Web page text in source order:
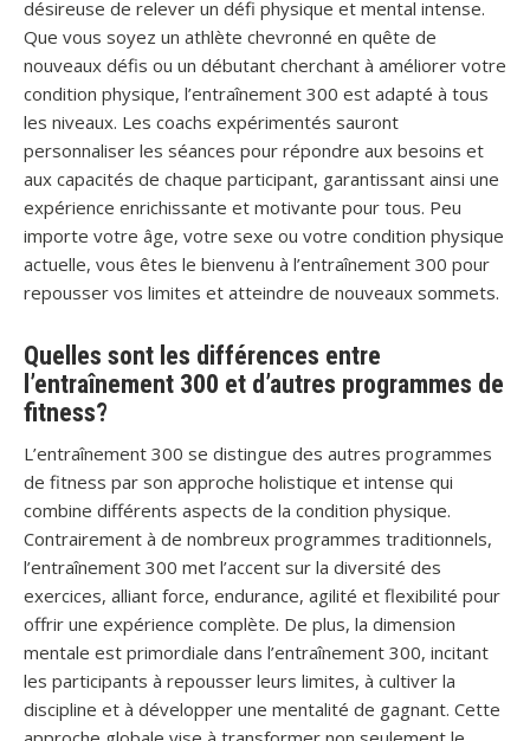
désireuse de relever un défi physique et mental intense.
Que vous soyez un athlète chevronné en quête de
nouveaux défis ou un débutant cherchant à améliorer votre
condition physique, l’entraînement 300 est adapté à tous
les niveaux. Les coachs expérimentés sauront
personnaliser les séances pour répondre aux besoins et
aux capacités de chaque participant, garantissant ainsi une
expérience enrichissante et motivante pour tous. Peu
importe votre âge, votre sexe ou votre condition physique
actuelle, vous êtes le bienvenu à l’entraînement 300 pour
repousser vos limites et atteindre de nouveaux sommets.
Quelles sont les différences entre
l’entraînement 300 et d’autres programmes de
fitness?
L’entraînement 300 se distingue des autres programmes
de fitness par son approche holistique et intense qui
combine différents aspects de la condition physique.
Contrairement à de nombreux programmes traditionnels,
l’entraînement 300 met l’accent sur la diversité des
exercices, alliant force, endurance, agilité et flexibilité pour
offrir une expérience complète. De plus, la dimension
mentale est primordiale dans l’entraînement 300, incitant
les participants à repousser leurs limites, à cultiver la
discipline et à développer une mentalité de gagnant. Cette